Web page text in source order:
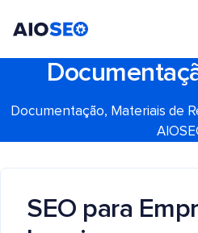
Documentação, Materiais de
SEO para